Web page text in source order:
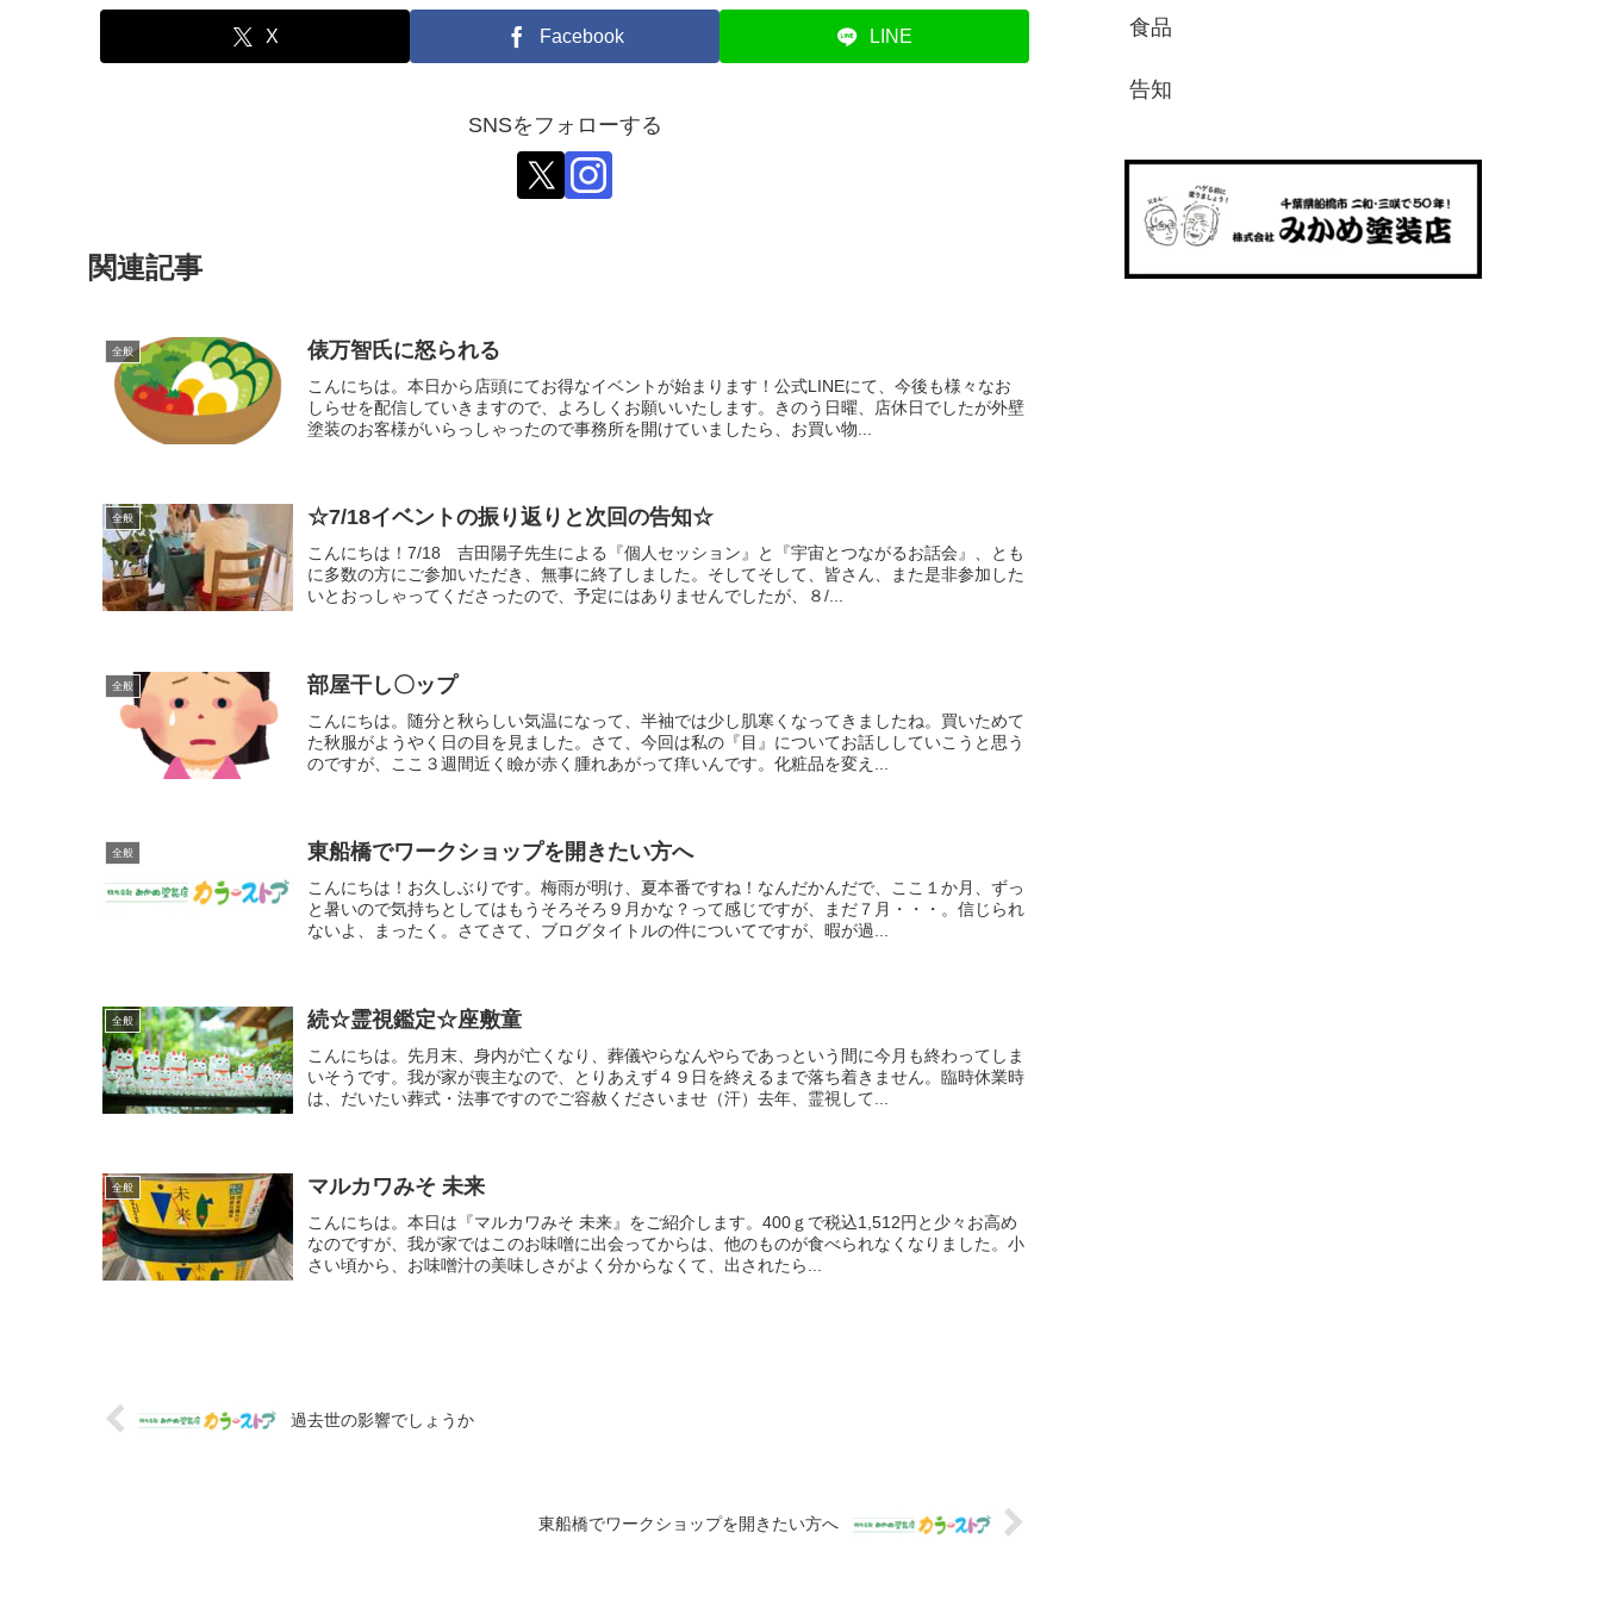
X Facebook LINE
SNSをフォローする
関連記事
全般 俵万智氏に怒られる
こんにちは。本日から店頭にてお得なイベントが始まります！公式LINEにて、今後も様々なお
しらせを配信していきますので、よろしくお願いいたします。きのう日曜、店休日でしたが外壁
塗装のお客様がいらっしゃったので事務所を開けていましたら、お買い物...
全般 ☆7/18イベントの振り返りと次回の告知☆
こんにちは！7/18 吉田陽子先生による『個人セッション』と『宇宙とつながるお話会』、とも
に多数の方にご参加いただき、無事に終了しました。そしてそして、皆さん、また是非参加した
いとおっしゃってくださったので、予定にはありませんでしたが、８/...
全般 部屋干し〇ップ
こんにちは。随分と秋らしい気温になって、半袖では少し肌寒くなってきましたね。買いためて
た秋服がようやく日の目を見ました。さて、今回は私の『目』についてお話ししていこうと思う
のですが、ここ３週間近く瞼が赤く腫れあがって痒いんです。化粧品を変え...
全般 東船橋でワークショップを開きたい方へ
こんにちは！お久しぶりです。梅雨が明け、夏本番ですね！なんだかんだで、ここ１か月、ずっ
と暑いので気持ちとしてはもうそろそろ９月かな？って感じですが、まだ７月・・・。信じられ
ないよ、まったく。さてさて、ブログタイトルの件についてですが、暇が過...
全般 続☆霊視鑑定☆座敷童
こんにちは。先月末、身内が亡くなり、葬儀やらなんやらであっという間に今月も終わってしま
いそうです。我が家が喪主なので、とりあえず４９日を終えるまで落ち着きません。臨時休業時
は、だいたい葬式・法事ですのでご容赦くださいませ（汗）去年、霊視して...
全般 マルカワみそ 未来
こんにちは。本日は『マルカワみそ 未来』をご紹介します。400ｇで税込1,512円と少々お高め
なのですが、我が家ではこのお味噌に出会ってからは、他のものが食べられなくなりました。小
さい頃から、お味噌汁の美味しさがよく分からなくて、出されたら...
過去世の影響でしょうか
東船橋でワークショップを開きたい方へ
食品
告知